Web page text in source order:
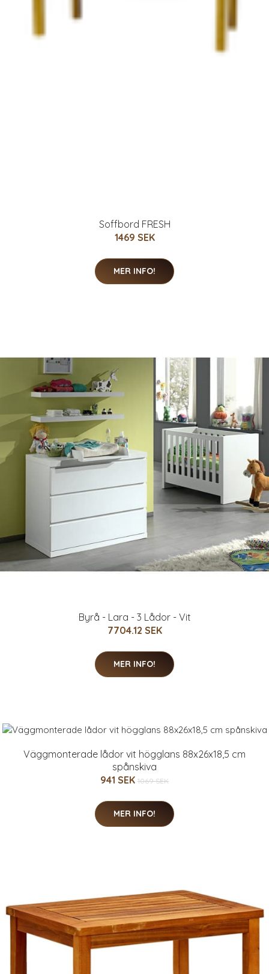
Soffbord FRESH
1469 SEK
MER INFO!
Byrå - Lara - 3 Lådor - Vit
7704.12 SEK
MER INFO!
Väggmonterade lådor vit högglans 88x26x18,5 cm
spånskiva
941 SEK 1069 SEK
MER INFO!